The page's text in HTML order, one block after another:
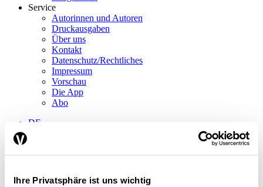
Ihre Privatsphäre ist uns wichtig
Service
Autorinnen und Autoren
Druckausgaben
Über uns
Kontakt
Datenschutz/Rechtliches
Impressum
Vorschau
Die App
Abo
DE
Abo